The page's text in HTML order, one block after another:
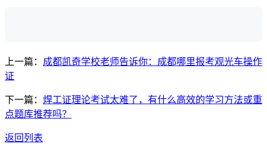
上一篇： 成都凯奇学校老师告诉你：成都哪里报考观光车操作
证
下一篇： 焊工证理论考试太难了，有什么高效的学习方法或重
点题库推荐吗？
返回列表